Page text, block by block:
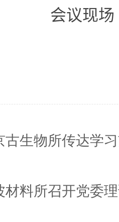
会议现场
古生物所传达学
材料所召开党委